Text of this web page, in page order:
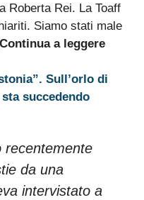
Roberta Rei. La Toaff
Siamo stati male
a leggere
Sull’orlo di
succedendo
recentemente
da una
intervistato a